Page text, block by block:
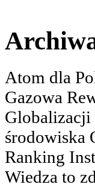
Atom dla
Gazowa
Globalizacji
środowiska
Ranking
Wiedza to